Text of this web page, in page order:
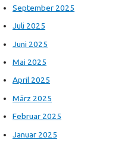
September 2025
Juli 2025
Juni 2025
Mai 2025
April 2025
März 2025
Februar 2025
Januar 2025